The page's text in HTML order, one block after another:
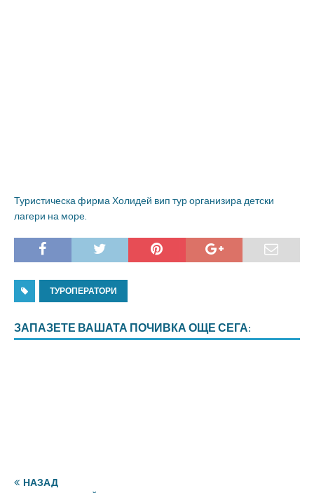
Туристическа фирма Холидей вип тур организира детски
лагери на море.
ТУРОПЕРАТОРИ
ЗАПАЗЕТЕ ВАШАТА ПОЧИВКА ОЩЕ СЕГА:
НАЗАД